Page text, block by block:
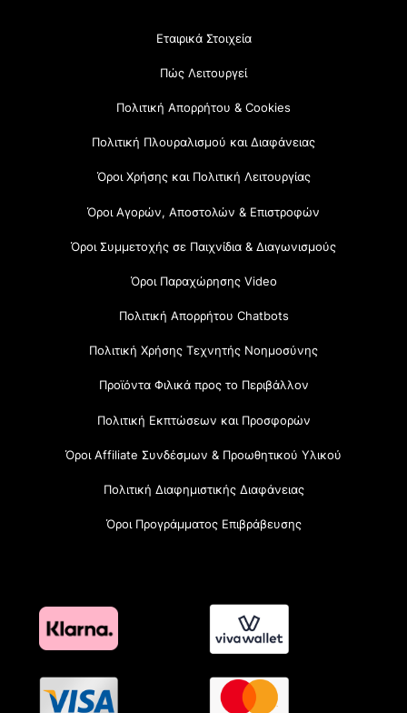
Εταιρικά Στοιχεία
Πώς Λειτουργεί
Πολιτική Απορρήτου & Cookies
Πολιτική Πλουραλισμού και Διαφάνειας
Όροι Χρήσης και Πολιτική Λειτουργίας
Όροι Αγορών, Αποστολών & Επιστροφών
Όροι Συμμετοχής σε Παιχνίδια & Διαγωνισμούς
Όροι Παραχώρησης Video
Πολιτική Απορρήτου Chatbots
Πολιτική Χρήσης Τεχνητής Νοημοσύνης
Προϊόντα Φιλικά προς το Περιβάλλον
Πολιτική Εκπτώσεων και Προσφορών
Όροι Affiliate Συνδέσμων & Προωθητικού Υλικού
Πολιτική Διαφημιστικής Διαφάνειας
Όροι Προγράμματος Επιβράβευσης